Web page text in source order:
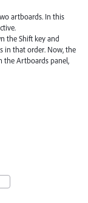
artboards. In this
the Shift key and
in that order. Now, the
the Artboards panel,